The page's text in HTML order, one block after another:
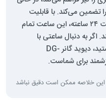
تضمین می‌کند. با قابلیت
نمایش تاریخ، روزهای هفته و فرمت ۲۴ ساعته، این ساعت تمام
اگر به دنبال ساعتی با
کیفیت و طراحی منحصر به فرد هستید، دیوید گانر DG-
این خلاصه ممکن است دقیق نباشد